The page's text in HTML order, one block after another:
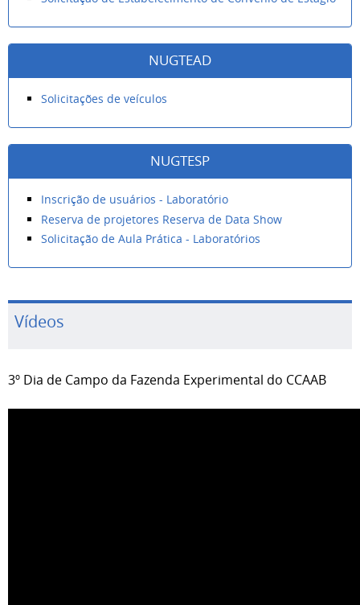
NUGTEAD
Solicitações de veículos
NUGTESP
Inscrição de usuários - Laboratório
Reserva de projetores Reserva de Data Show
Solicitação de Aula Prática - Laboratórios
Vídeos
3º Dia de Campo da Fazenda Experimental do CCAAB